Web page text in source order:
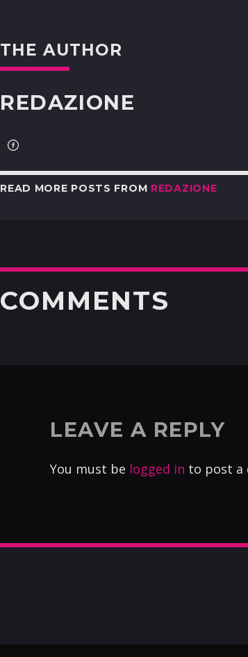
THE AUTHOR
REDAZIONE
READ MORE POSTS FROM REDAZIONE
COMMENTS
LEAVE A REPLY
You must be logged in to post a